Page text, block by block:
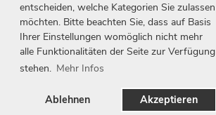
entscheiden, welche Kategorien Sie zulassen
möchten. Bitte beachten Sie, dass auf Basis
Ihrer Einstellungen womöglich nicht mehr
alle Funktionalitäten der Seite zur Verfügung
stehen. Mehr Infos
Ablehnen Akzeptieren